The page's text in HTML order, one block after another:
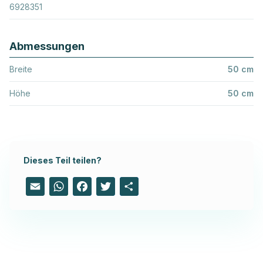
6928351
Abmessungen
Breite 50 cm
Höhe 50 cm
Dieses Teil teilen?
Email WhatsAppFacebook
Twitter